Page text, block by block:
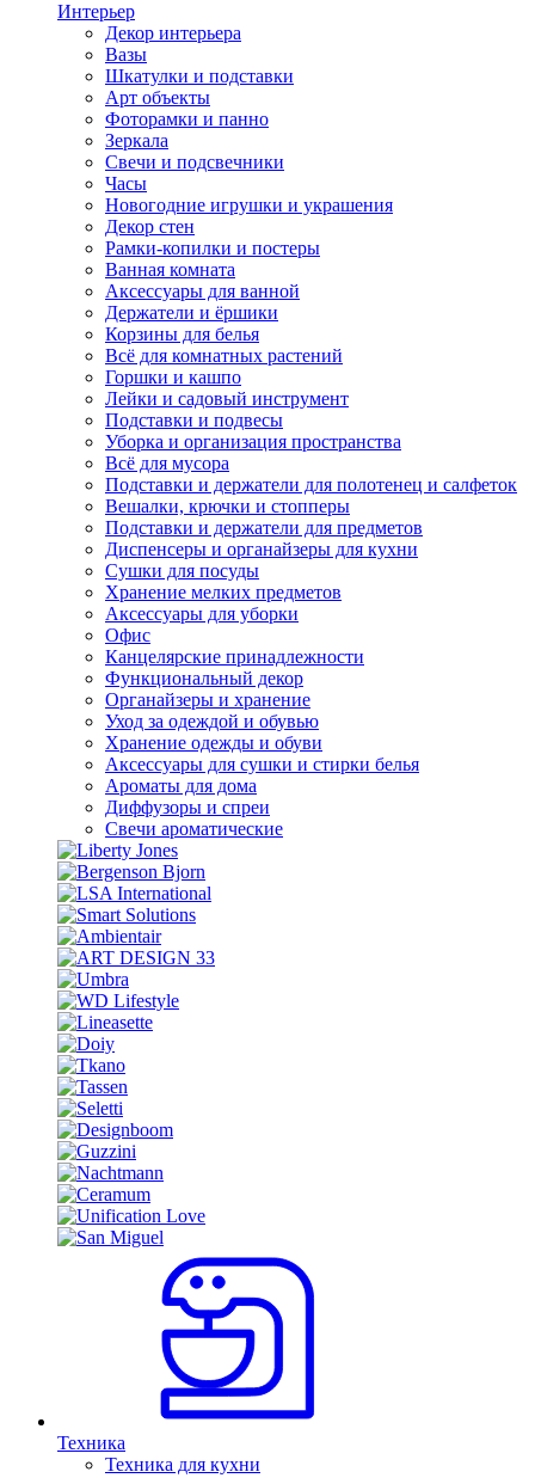
Интерьер
Декор интерьера
Вазы
Шкатулки и подставки
Арт объекты
Фоторамки и панно
Зеркала
Свечи и подсвечники
Часы
Новогодние игрушки и украшения
Декор стен
Рамки-копилки и постеры
Ванная комната
Аксессуары для ванной
Держатели и ёршики
Корзины для белья
Всё для комнатных растений
Горшки и кашпо
Лейки и садовый инструмент
Подставки и подвесы
Уборка и организация пространства
Всё для мусора
Подставки и держатели для полотенец и салфеток
Вешалки, крючки и стопперы
Подставки и держатели для предметов
Диспенсеры и органайзеры для кухни
Сушки для посуды
Хранение мелких предметов
Аксессуары для уборки
Офис
Канцелярские принадлежности
Функциональный декор
Органайзеры и хранение
Уход за одеждой и обувью
Хранение одежды и обуви
Аксессуары для сушки и стирки белья
Ароматы для дома
Диффузоры и спреи
Свечи ароматические
Техника
Техника для кухни